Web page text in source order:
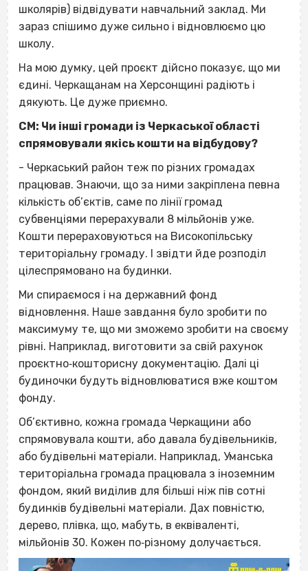
школярів) відвідувати навчальний заклад. Ми
зараз спішимо дуже сильно і відновлюємо цю
школу.
На мою думку, цей проєкт дійсно показує, що ми
єдині. Черкащанам на Херсонщині радіють і
дякують. Це дуже приємно.
СМ: Чи інші громади із Черкаської області
спрямовували якісь кошти на відбудову?
- Черкаський район теж по різних громадах
працював. Знаючи, що за ними закріплена певна
кількість об’єктів, саме по лінії громад
субвенціями перерахували 8 мільйонів уже.
Кошти перераховуються на Високопільську
територіальну громаду. І звідти йде розподіл
цілеспрямовано на будинки.
Ми спираємося і на державний фонд
відновлення. Наше завдання було зробити по
максимуму те, що ми зможемо зробити на своєму
рівні. Наприклад, виготовити за свій рахунок
проєктно‐кошторисну документацію. Далі ці
будиночки будуть відновлюватися вже коштом
фонду.
Об’єктивно, кожна громада Черкащини або
спрямовувала кошти, або давала будівельників,
або будівельні матеріали. Наприклад, Уманська
територіальна громада працювала з іноземним
фондом, який виділив для більші ніж пів сотні
будинків будівельні матеріали. Дах повністю,
дерево, плівка, що, мабуть, в еквіваленті,
мільйонів 30. Кожен по‐різному долучається.